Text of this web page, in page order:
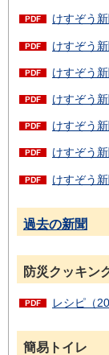
けすぞう
けすぞう
けすぞう
けすぞう
けすぞう
けすぞう
けすぞう
過去の新聞
防災クッキン
レシピ（
簡易トイレ